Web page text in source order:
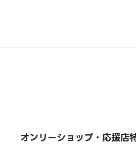
オンリーショップ・応援店